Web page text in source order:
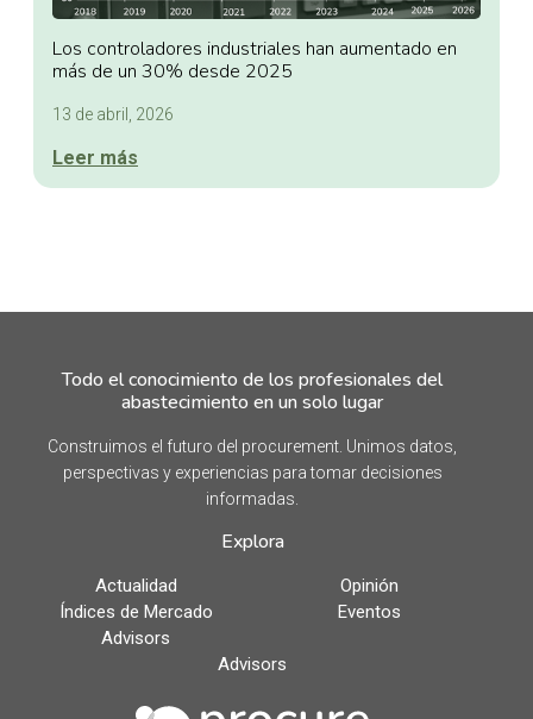
Los controladores industriales han aumentado en
más de un 30% desde 2025
13 de abril, 2026
Leer más
Todo el conocimiento de los profesionales del
abastecimiento en un solo lugar
Construimos el futuro del procurement. Unimos datos,
perspectivas y experiencias para tomar decisiones
informadas.
Explora
Actualidad
Opinión
Índices de Mercado
Eventos
Advisors
Advisors